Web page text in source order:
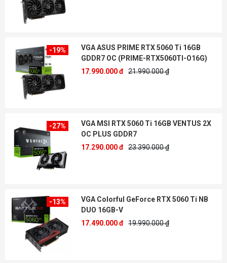
-19%
VGA ASUS PRIME RTX 5060 Ti 16GB
GDDR7 OC (PRIME-RTX5060TI-O16G)
17.990.000 đ 21.990.000 ₫
-27%
VGA MSI RTX 5060 Ti 16GB VENTUS 2X
OC PLUS GDDR7
17.290.000 đ 23.390.000 ₫
-13%
VGA Colorful GeForce RTX 5060 Ti NB
DUO 16GB-V
17.490.000 đ 19.990.000 ₫